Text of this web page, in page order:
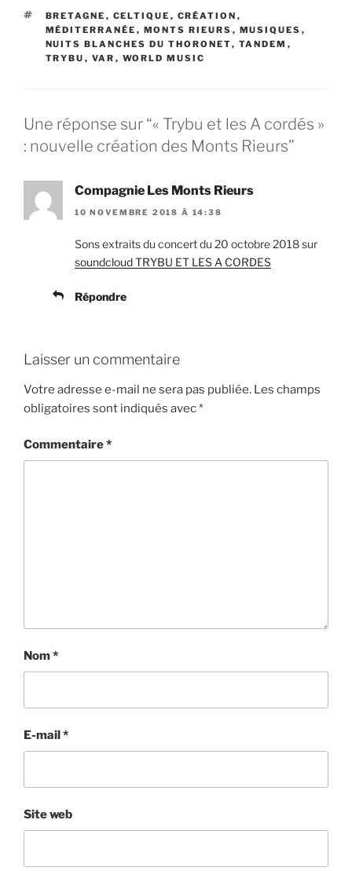
ÉTIQUETTES
BRETAGNE , CELTIQUE , CRÉATION ,
MÉDITERRANÉE , MONTS RIEURS , MUSIQUES ,
NUITS BLANCHES DU THORONET, TANDEM ,
TRYBU , VAR , WORLD MUSIC
Une réponse sur “« Trybu et les A cordés »
: nouvelle création des Monts Rieurs”
Compagnie Les Monts Rieurs
10 NOVEMBRE 2018 À 14:38
Sons extraits du concert du 20 octobre 2018 sur
soundcloud TRYBU ET LES A CORDES
Répondre
Laisser un commentaire
Votre adresse e-mail ne sera pas publiée. Les champs
obligatoires sont indiqués avec*
Commentaire*
Nom*
E-mail *
Site web